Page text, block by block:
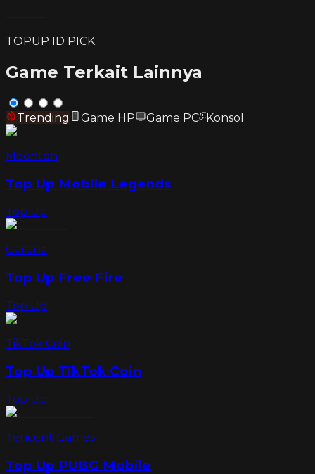
TOPUP ID PICK
Game Terkait Lainnya
Trending Game HP Game PC Konsol
Moonton
Top Up Mobile Legends
Top Up
Garena
Top Up Free Fire
Top Up
TikTok Coin
Top Up TikTok Coin
Top Up
Tencent Games
Top Up PUBG Mobile